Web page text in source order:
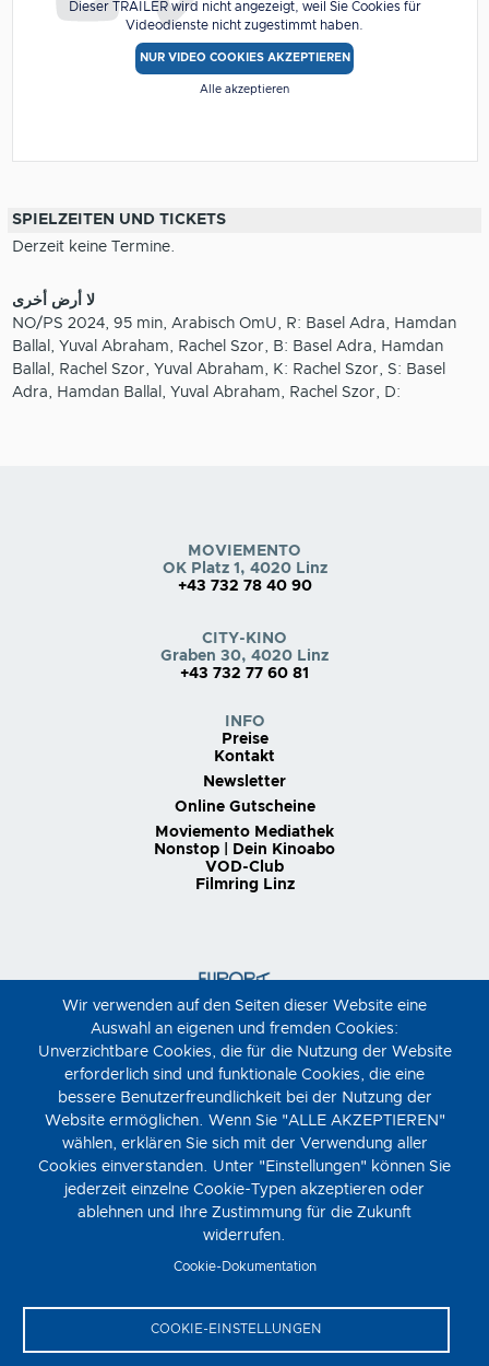
Dieser TRAILER wird nicht angezeigt, weil Sie Cookies für
Videodienste nicht zugestimmt haben.
NUR VIDEO COOKIES AKZEPTIEREN
Alle akzeptieren
SPIELZEITEN UND TICKETS
Derzeit keine Termine.
لا أرض أخرى
NO/PS 2024, 95 min, Arabisch OmU, R: Basel Adra, Hamdan
Ballal, Yuval Abraham, Rachel Szor, B: Basel Adra, Hamdan
Ballal, Rachel Szor, Yuval Abraham, K: Rachel Szor, S: Basel
Adra, Hamdan Ballal, Yuval Abraham, Rachel Szor, D:
MOVIEMENTO
OK Platz 1, 4020 Linz
+43 732 78 40 90
CITY-KINO
Graben 30, 4020 Linz
+43 732 77 60 81
INFO
Preise
Kontakt
Newsletter
Online Gutscheine
Moviemento Mediathek
Nonstop | Dein Kinoabo
VOD-Club
Filmring Linz
Wir verwenden auf den Seiten dieser Website eine
Auswahl an eigenen und fremden Cookies:
Unverzichtbare Cookies, die für die Nutzung der Website
erforderlich sind und funktionale Cookies, die eine
bessere Benutzerfreundlichkeit bei der Nutzung der
Website ermöglichen. Wenn Sie "ALLE AKZEPTIEREN"
wählen, erklären Sie sich mit der Verwendung aller
Cookies einverstanden. Unter "Einstellungen" können Sie
jederzeit einzelne Cookie-Typen akzeptieren oder
ablehnen und Ihre Zustimmung für die Zukunft
widerrufen.
Cookie-Dokumentation
COOKIE-EINSTELLUNGEN